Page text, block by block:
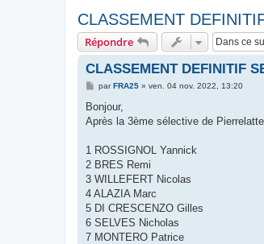
CLASSEMENT
Répondre
CLASSEMENT DEFINITIF
M
s
a
parFRA25» ven. 04 nov. 2022, 13:20
Bonjour,
Après la 3ème sélective de
1 ROSSIGNOL Yannick
2 BRES Remi
3 WILLEFERT Nicolas
4 ALAZIA Marc
5 DI CRESCENZO Gilles
6 SELVES Nicholas
7 MONTERO Patrice